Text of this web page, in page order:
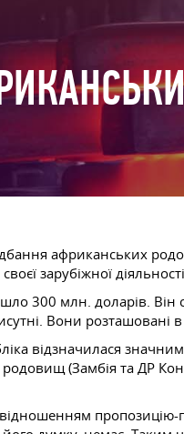
африканських
зарубіжної
300 млн. доларів. Він
Вони
відзначилася
(Замбія та ДР